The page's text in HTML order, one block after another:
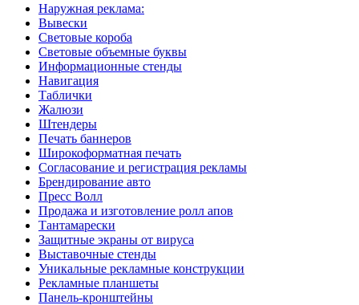
Наружная реклама:
Вывески
Световые короба
Световые объемные буквы
Информационные стенды
Навигация
Таблички
Жалюзи
Штендеры
Печать баннеров
Широкоформатная печать
Согласование и регистрация рекламы
Брендирование авто
Пресс Волл
Продажа и изготовление ролл апов
Тантамарески
Защитные экраны от вируса
Выставочные стенды
Уникальные рекламные конструкции
Рекламные планшеты
Панель-кронштейны